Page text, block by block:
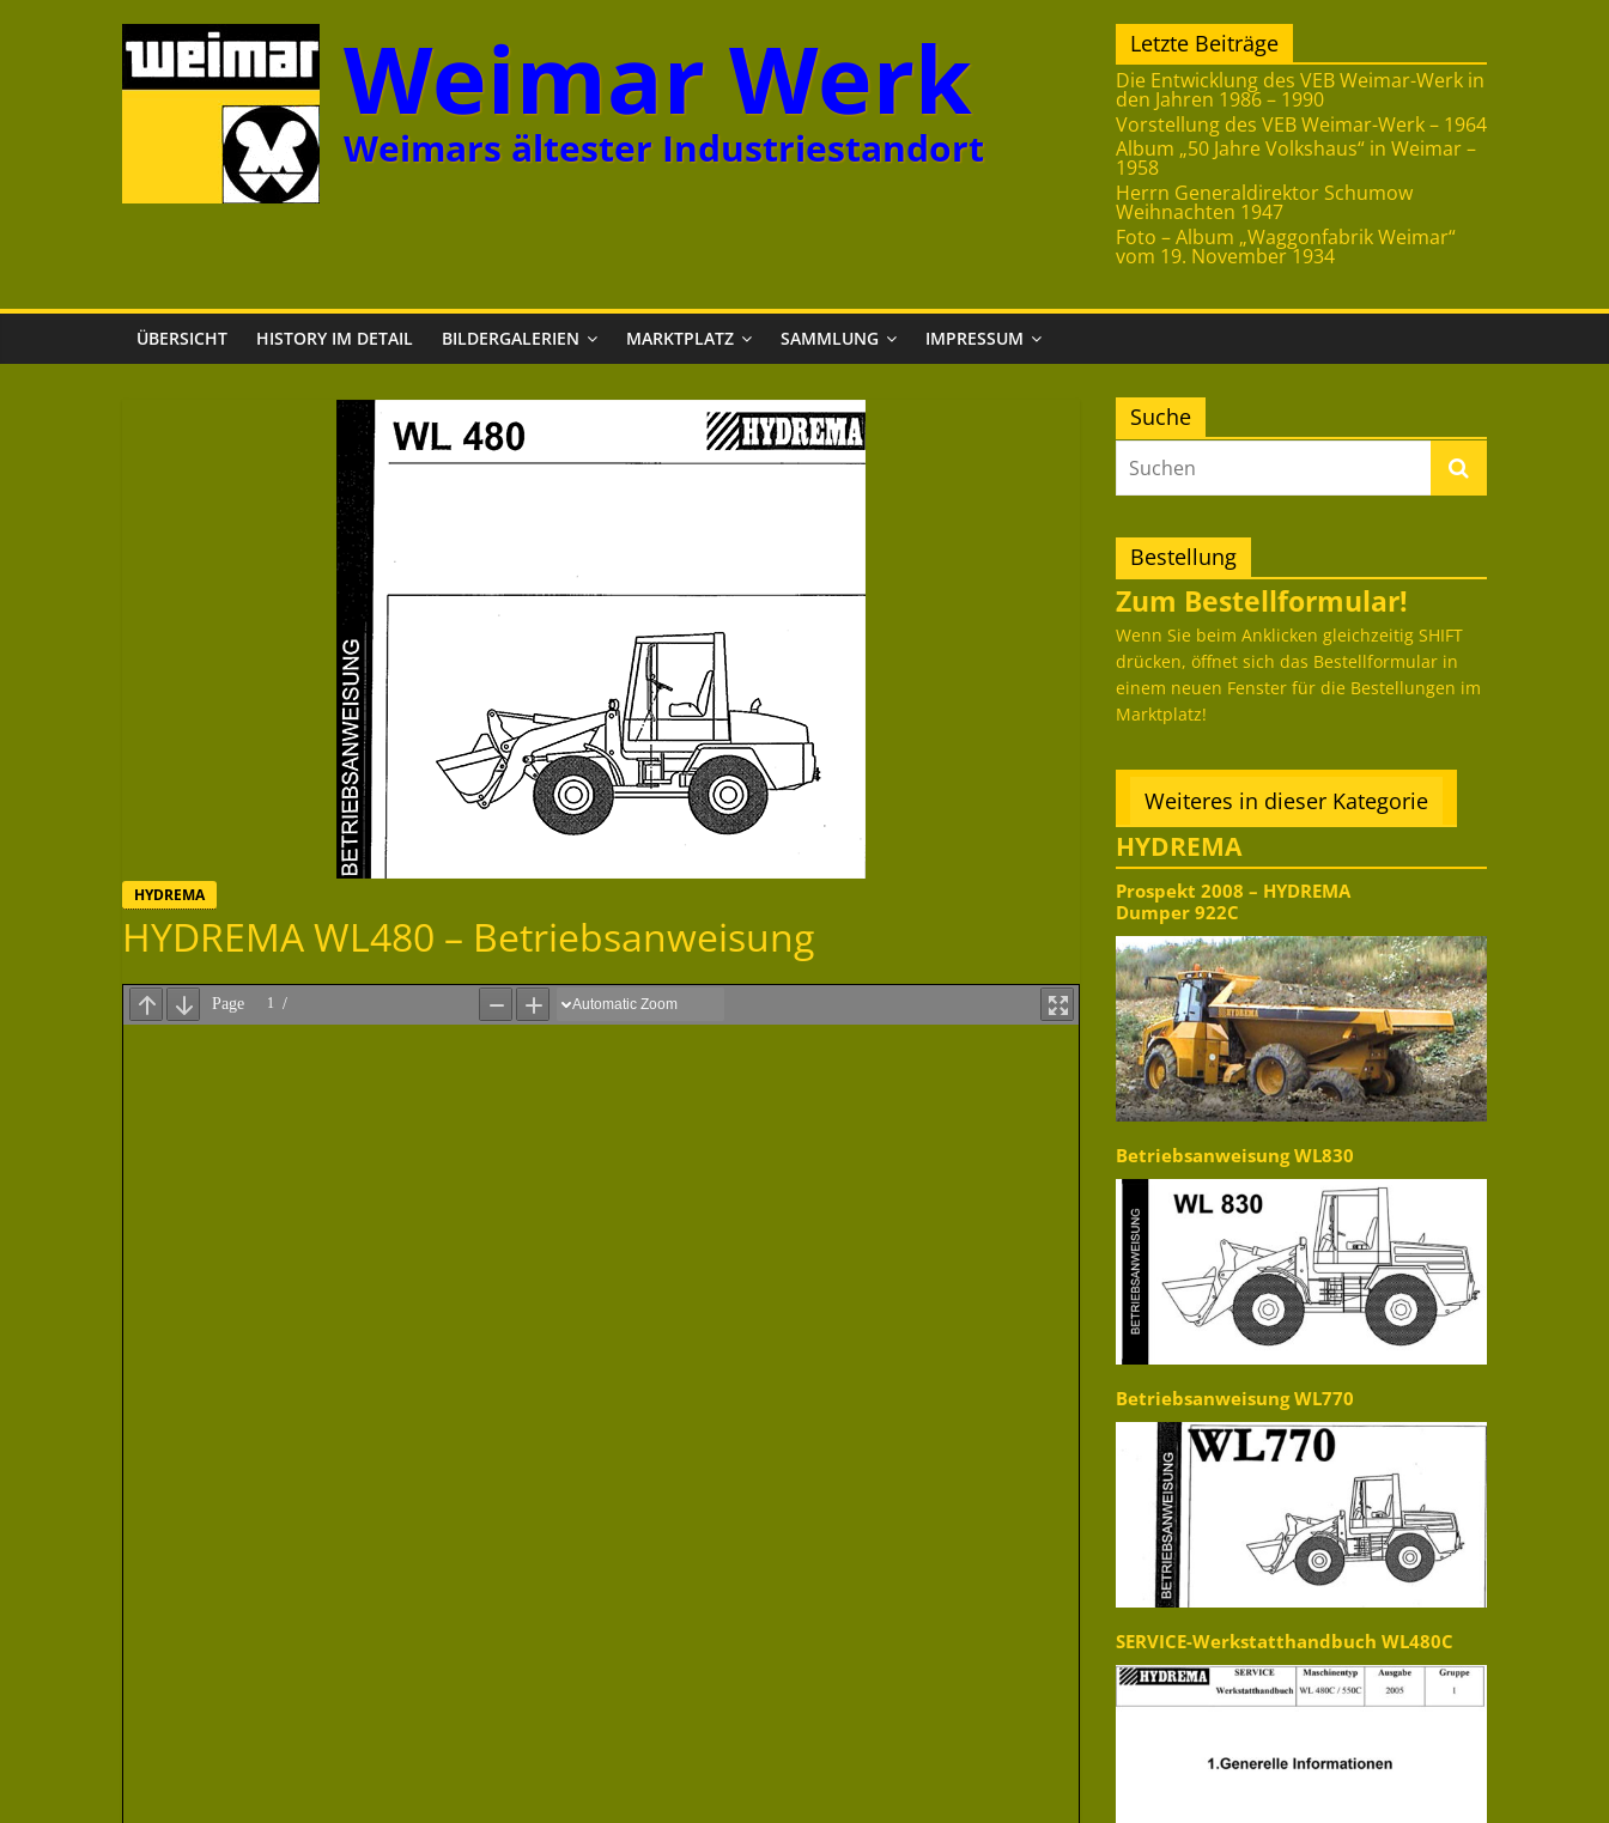
Weimar Werk
Weimars ältester Industriestandort
Letzte Beiträge
Die Entwicklung des VEB Weimar-Werk in
den Jahren 1986 – 1990
Vorstellung des VEB Weimar-Werk – 1964
Album „50 Jahre Volkshaus“ in Weimar –
1958
Herrn Generaldirektor Schumow
Weihnachten 1947
Foto – Album „Waggonfabrik Weimar“
vom 19. November 1934
ÜBERSICHT HISTORY IM DETAIL BILDERGALERIEN MARKTPLATZ SAMMLUNG IMPRESSUM
HYDREMA
HYDREMA WL480 – Betriebsanweisung
Suche
Bestellung
Zum Bestellformular!
Wenn Sie beim Anklicken gleichzeitig SHIFT
drücken, öffnet sich das Bestellformular in
einem neuen Fenster für die Bestellungen im
Marktplatz!
Weiteres in dieser Kategorie
HYDREMA
Prospekt 2008 – HYDREMA
Dumper 922C
Betriebsanweisung WL830
Betriebsanweisung WL770
SERVICE-Werkstatthandbuch WL480C